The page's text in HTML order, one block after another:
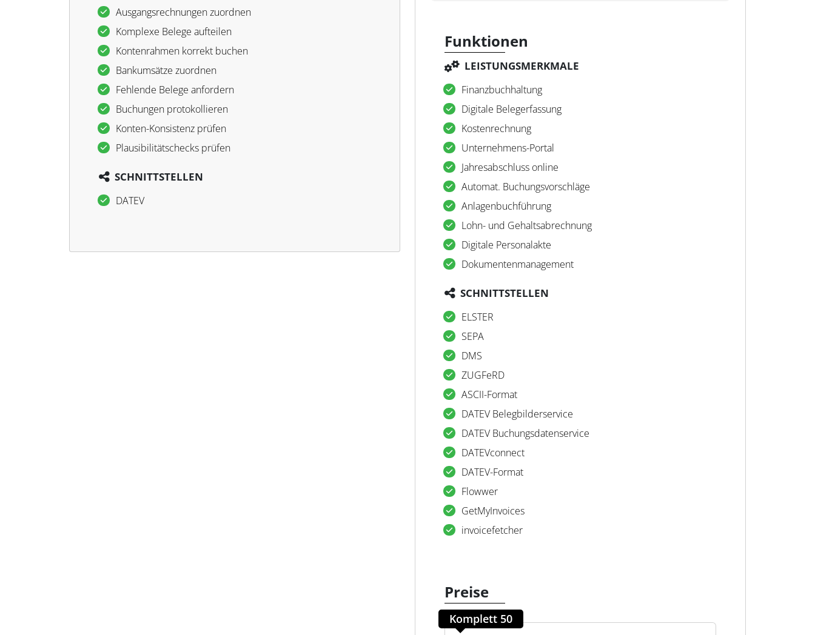
Ausgangsrechnungen zuordnen
Komplexe Belege aufteilen
Kontenrahmen korrekt buchen
Bankumsätze zuordnen
Fehlende Belege anfordern
Buchungen protokollieren
Konten-Konsistenz prüfen
Plausibilitätschecks prüfen
SCHNITTSTELLEN
DATEV
Funktionen
LEISTUNGSMERKMALE
Finanzbuchhaltung
Digitale Belegerfassung
Kostenrechnung
Unternehmens-Portal
Jahresabschluss online
Automat. Buchungsvorschläge
Anlagenbuchführung
Lohn- und Gehaltsabrechnung
Digitale Personalakte
Dokumentenmanagement
SCHNITTSTELLEN
ELSTER
SEPA
DMS
ZUGFeRD
ASCII-Format
DATEV Belegbilderservice
DATEV Buchungsdatenservice
DATEVconnect
DATEV-Format
Flowwer
GetMyInvoices
invoicefetcher
Preise
Komplett 50